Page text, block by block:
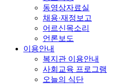
동영상자료실
채용·재정보고
어르신목소리
언론보도
이용안내
복지관 이용안내
사회교육 프로그램
오늘의 식단